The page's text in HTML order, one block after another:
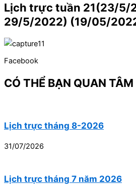
Lịch trực tuần 21(23/5/
29/5/2022) (19/05/
Facebook
CÓ THỂ BẠN QUAN TÂM
Lịch trực tháng 8-2026
31/07/2026
Lịch trực tháng 7 năm 2026